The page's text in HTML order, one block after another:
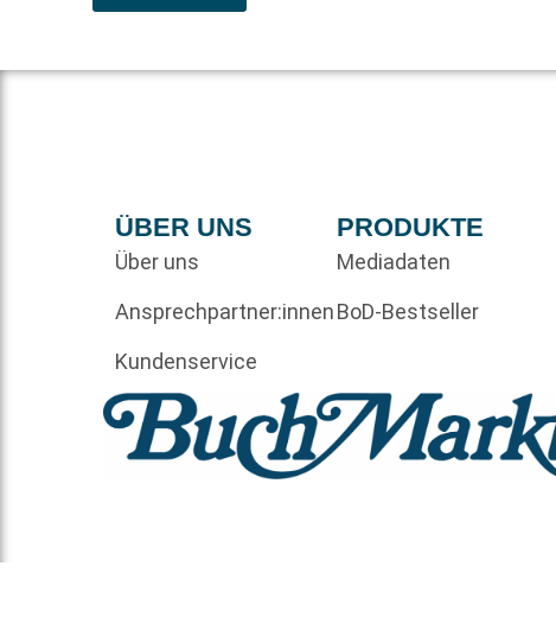
ÜBER UNS
Über uns
Ansprechpartner:innen
Kundenservice
PRODUKTE
Mediadaten
BoD-Bestseller